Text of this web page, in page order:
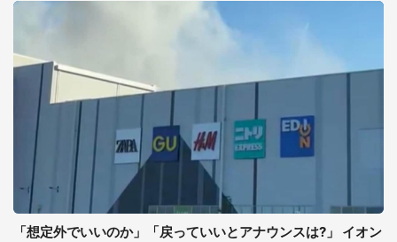
「想定外でいいのか」「戻っていいとアナウンスは?」 イオン